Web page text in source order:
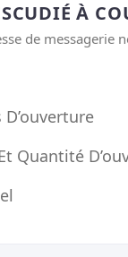
À
de messagerie
Quantité